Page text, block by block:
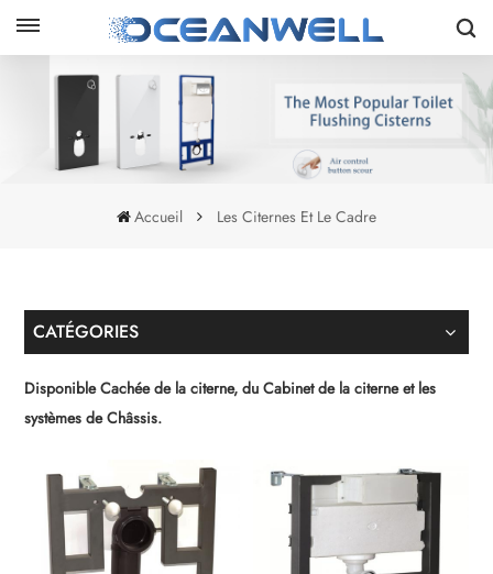
Accueil Les Citernes Et Le Cadre
CATÉGORIES
Disponible Cachée de la citerne, du Cabinet de la citerne et les
systèmes de Châssis.